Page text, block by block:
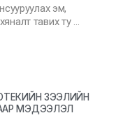
эм,
тавих ту …
ЗЭЭЛИЙН
МЭДЭЭЛЭЛ